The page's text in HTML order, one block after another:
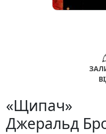
«Щипач»
Джеральд